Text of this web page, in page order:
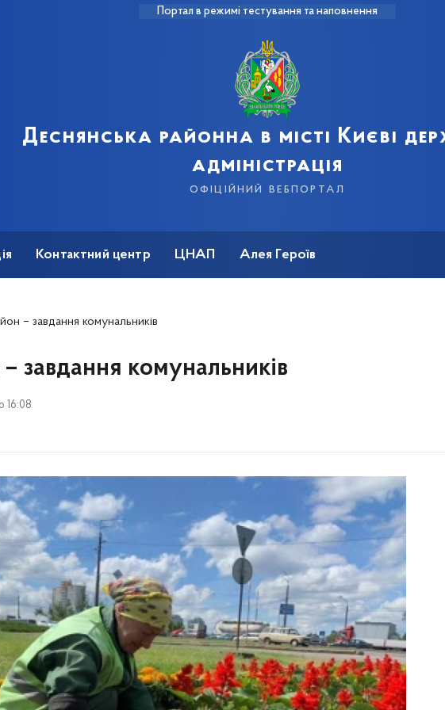
Портал в режимі тестування та наповнення
Деснянська районна в місті Києві
адміністрація
офіційний вебпортал
Контактний центр ЦНАП Алея Героїв
– завдання комунальників
завдання комунальників
16:08